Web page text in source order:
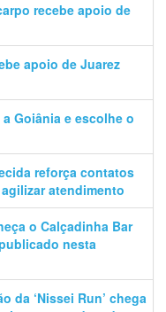
recebe apoio de
apoio de Juarez
Goiânia e escolhe o
reforça contatos
atendimento
o Calçadinha Bar
nesta
da ‘Nissei Run’ chega